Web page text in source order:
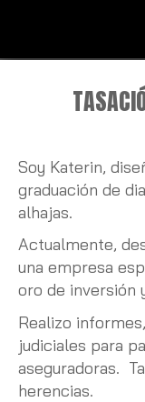
Diseño y
Soy Katerin,
graduación de
alhajas.
Actualmente,
una empresa
oro de inversión
Realizo
judiciales para
aseguradoras.
herencias.